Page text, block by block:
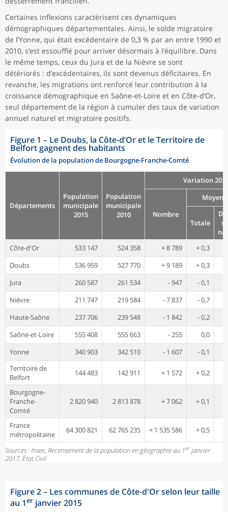
Certaines inflexions caractérisent ces dynamiques
démographiques départementales. Ainsi, le solde migratoire
de l’Yonne, qui était excédentaire de 0,3 % par an entre 1990 et
2010, s’est essoufflé pour arriver désormais à l’équilibre. Dans
le même temps, ceux du Jura et de la Nièvre se sont
détériorés : d’excédentaires, ils sont devenus déficitaires. En
revanche, les migrations ont renforcé leur contribution à la
croissance démographique en Saône-et-Loire et en Côte-d’Or,
seul département de la région à cumuler des taux de variation
annuel naturel et migratoire positifs.
Figure 1 – Le Doubs, la Côte-d’Or et le Territoire de
Belfort gagnent des habitants
Évolution de la population de Bourgogne-Franche-Comté
Départements
Population
municipale
2015
Population
municipale
2010
Variation
Nombre
Totale
Côte-d'Or
533 147 524 358 + 8 789 + 0,3
Doubs
536 959 527 770 + 9 189 + 0,3
Jura
260 587 261 534 - 947
- 0,1
Nièvre
211 747 219 584 - 7 837
- 0,7
Haute-Saône
237 706 239 548 - 1 842 - 0,2
Saône-et-Loire
555 408 555 663 - 255
0,0
Yonne
340 903 342 510 - 1 607
- 0,1
Territoire de
Belfort
144 483 142 911 + 1 572 + 0,2
Bourgogne-
Franche-
Comté
2 820 940 2 813 878 + 7 062 + 0,1
France
métropolitaine
64 300 821 62 765 235 + 1 535 586 + 0,5
Sources : Insee, Recensement de la population en géographie au 1er janvier
2017, État Civil
Figure 2– Les communes de Côte-d'Or selon leur taille
au 1er janvier 2015